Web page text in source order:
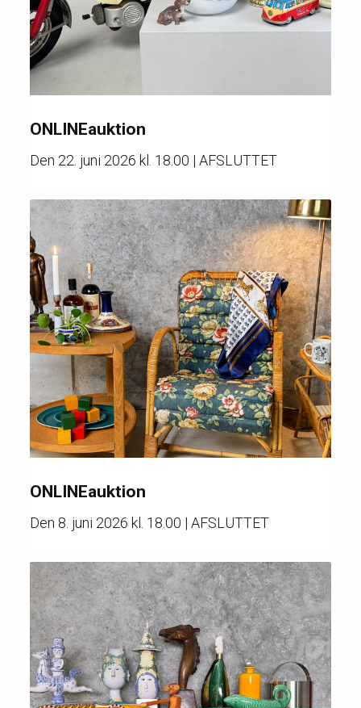
ONLINEauktion
Den 22. juni 2026 kl. 18.00 | AFSLUTTET
ONLINEauktion
Den 8. juni 2026 kl. 18.00 | AFSLUTTET